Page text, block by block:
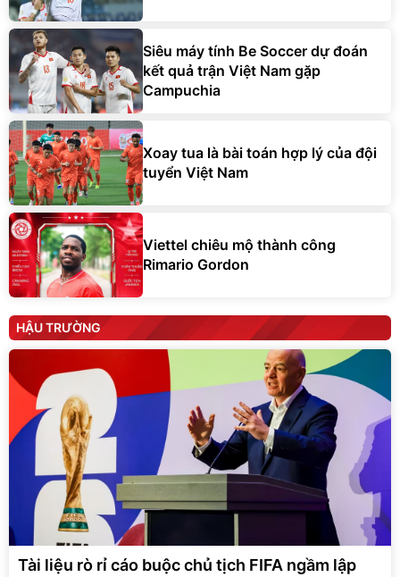
Siêu máy tính Be Soccer dự đoán
kết quả trận Việt Nam gặp
Campuchia
Xoay tua là bài toán hợp lý của đội
tuyển Việt Nam
Viettel chiêu mộ thành công
Rimario Gordon
HẬU TRƯỜNG
Tài liệu rò rỉ cáo buộc chủ tịch FIFA ngầm lập